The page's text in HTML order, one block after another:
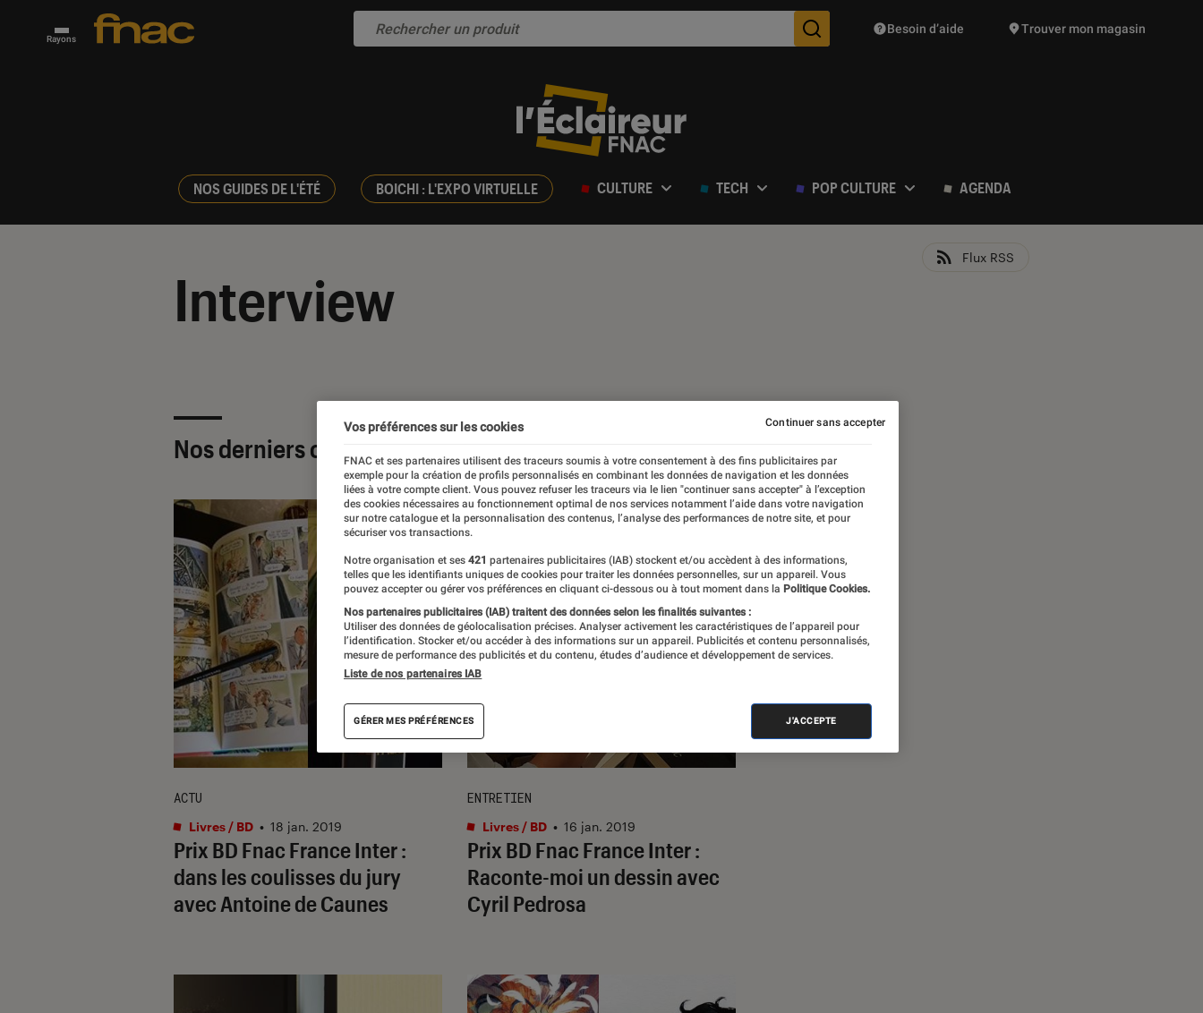
Rayons Des suggestions de produits vont vous être proposées
Besoin d’aide Trouver mon magasin
NOS GUIDES DE L'ÉTÉ BOICHI : L'EXPO VIRTUELLE CULTURE TECH POP CULTURE AGENDA
Interview
Flux RSS
Nos derniers contenus
Prix BD Fnac France Inter :
dans les coulisses du jury
avec Antoine de Caunes
ACTU
Livres / BD • 18 jan. 2019
Prix BD Fnac France Inter :
Raconte-moi un dessin avec
Cyril Pedrosa
ENTRETIEN
Livres / BD • 16 jan. 2019
Vos préférences sur les cookies
FNAC et ses partenaires utilisent des traceurs soumis à votre consentement à des fins publicitaires par
exemple pour la création de profils personnalisés en combinant les données de navigation et les données
liées à votre compte client. Vous pouvez refuser les traceurs via le lien "continuer sans accepter" à l’exception
des cookies nécessaires au fonctionnement optimal de nos services notamment l’aide dans votre navigation
sur notre catalogue et la personnalisation des contenus, l’analyse des performances de notre site, et pour
sécuriser vos transactions.
Notre organisation et ses 421 partenaires publicitaires (IAB) stockent et/ou accèdent à des informations,
telles que les identifiants uniques de cookies pour traiter les données personnelles, sur un appareil. Vous
pouvez accepter ou gérer vos préférences en cliquant ci-dessous ou à tout moment dans la Politique Cookies.
Nos partenaires publicitaires (IAB) traitent des données selon les finalités suivantes :
Utiliser des données de géolocalisation précises. Analyser activement les caractéristiques de l’appareil pour
l’identification. Stocker et/ou accéder à des informations sur un appareil. Publicités et contenu personnalisés,
mesure de performance des publicités et du contenu, études d’audience et développement de services.
Liste de nos partenaires IAB
GÉRER MES PRÉFÉRENCES J'ACCEPTE
Continuer sans accepter